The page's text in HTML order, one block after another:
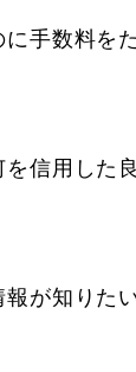
に手数料を
を信用した
が知りたい